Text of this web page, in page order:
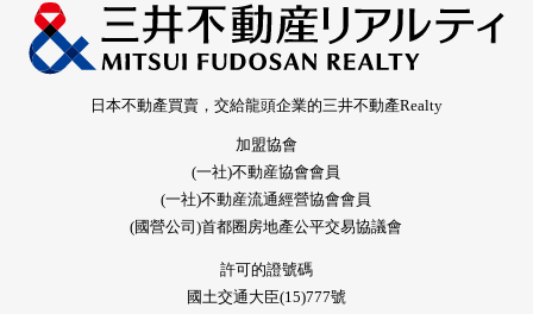
日本不動產買賣，交給龍頭企業的三井不動產Realty
加盟協會
(一社)不動産協會會員
(一社)不動産流通經營協會會員
(國營公司)首都圈房地產公平交易協議會
許可的證號碼
國土交通大臣(15)777號